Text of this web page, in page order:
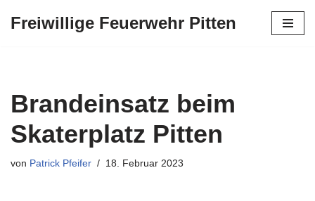
Freiwillige Feuerwehr Pitten
Brandeinsatz beim
Skaterplatz Pitten
von Patrick Pfeifer 18. Februar 2023